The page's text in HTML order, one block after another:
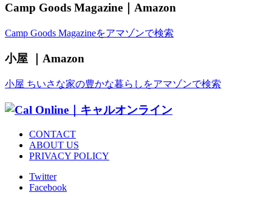
Camp Goods Magazine｜Amazon
Camp Goods Magazineをアマゾンで検索
小屋 ｜Amazon
小屋 ちいさな家の豊かな暮らしをアマゾンで検索
CONTACT
ABOUT US
PRIVACY POLICY
Twitter
Facebook